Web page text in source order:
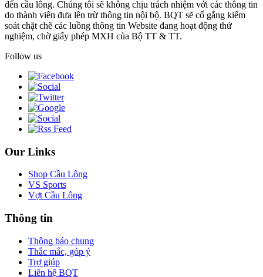
đến cầu lông. Chúng tôi sẽ không chịu trách nhiệm với các thông tin
do thành viên đưa lên trừ thông tin nội bộ. BQT sẽ cố gắng kiểm
soát chặt chẽ các luồng thông tin Website đang hoạt động thử
nghiệm, chờ giấy phép MXH của Bộ TT & TT.
Follow us
Our Links
Shop Cầu Lông
VS Sports
Vợt Cầu Lông
Thông tin
Thông báo chung
Thắc mắc, góp ý
Trợ giúp
Liên hệ BQT